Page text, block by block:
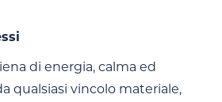
di energia, calma ed
qualsiasi vincolo materiale,